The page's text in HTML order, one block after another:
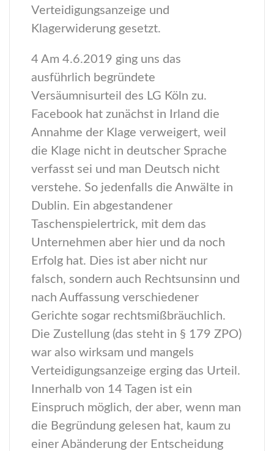
Verteidigungsanzeige und
Klagerwiderung gesetzt.
4 Am 4.6.2019 ging uns das
ausführlich begründete
Versäumnisurteil des LG Köln zu.
Facebook hat zunächst in Irland die
Annahme der Klage verweigert, weil
die Klage nicht in deutscher Sprache
verfasst sei und man Deutsch nicht
verstehe. So jedenfalls die Anwälte in
Dublin. Ein abgestandener
Taschenspielertrick, mit dem das
Unternehmen aber hier und da noch
Erfolg hat. Dies ist aber nicht nur
falsch, sondern auch Rechtsunsinn und
nach Auffassung verschiedener
Gerichte sogar rechtsmißbräuchlich.
Die Zustellung (das steht in § 179 ZPO)
war also wirksam und mangels
Verteidigungsanzeige erging das Urteil.
Innerhalb von 14 Tagen ist ein
Einspruch möglich, der aber, wenn man
die Begründung gelesen hat, kaum zu
einer Abänderung der Entscheidung